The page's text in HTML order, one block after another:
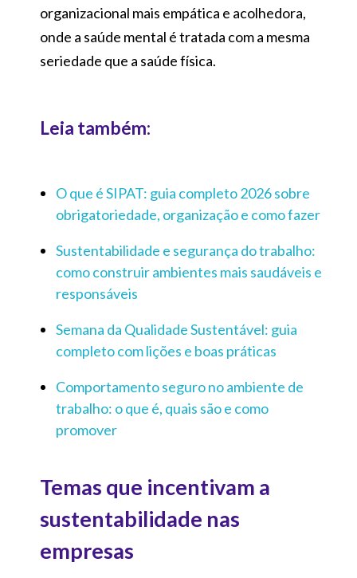
organizacional mais empática e acolhedora,
onde a saúde mental é tratada com a mesma
seriedade que a saúde física.
Leia também:
O que é SIPAT: guia completo 2026 sobre
obrigatoriedade, organização e como fazer
Sustentabilidade e segurança do trabalho:
como construir ambientes mais saudáveis e
responsáveis
Semana da Qualidade Sustentável: guia
completo com lições e boas práticas
Comportamento seguro no ambiente de
trabalho: o que é, quais são e como
promover
Temas que incentivam a
sustentabilidade nas
empresas